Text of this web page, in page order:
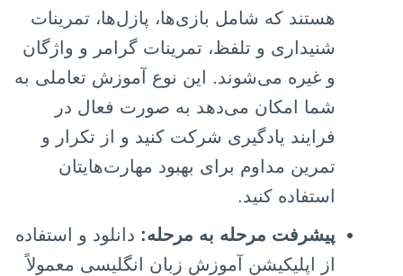
هستند که شامل بازی‌ها، پازل‌ها، تمرینات
شنیداری و تلفظ، تمرینات گرامر و واژگان
و غیره می‌شوند. این نوع آموزش تعاملی به
شما امکان می‌دهد به صورت فعال در
فرایند یادگیری شرکت کنید و از تکرار و
تمرین مداوم برای بهبود مهارت‌هایتان
استفاده کنید.
پیشرفت مرحله به مرحله: دانلود و استفاده
از اپلیکیشن‌ آموزش زبان انگلیسی معمولاً